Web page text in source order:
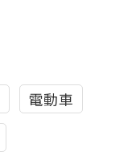
電動車